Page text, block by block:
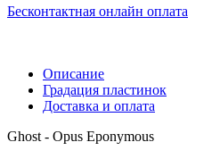
Бесконтактная онлайн оплата
Описание
Градация пластинок
Доставка и оплата
Ghost - Opus Eponymous